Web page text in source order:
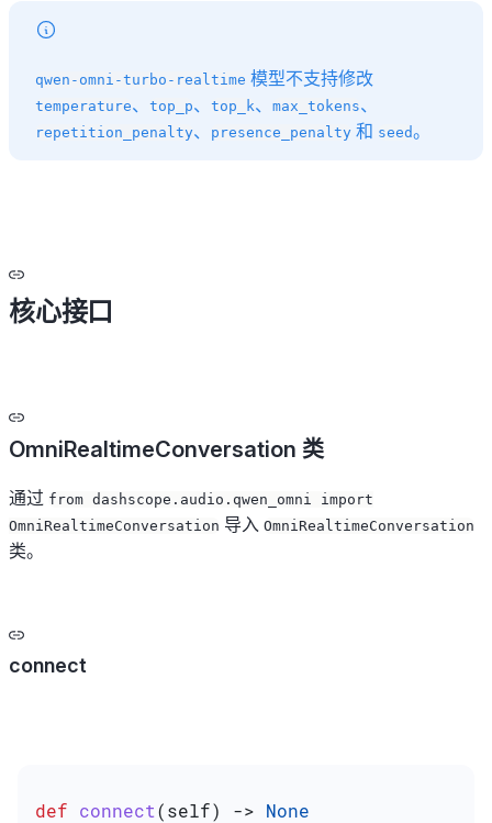
qwen-omni-turbo-realtime 模型不支持修改
temperature、 top_p、 top_k、 max_tokens、
repetition_penalty、 presence_penalty 和 seed。
核心接口
OmniRealtimeConversation 类
通过 from dashscope.audio.qwen_omni import
OmniRealtimeConversation 导入 OmniRealtimeConversation
类。
connect
def connect(self) -> None